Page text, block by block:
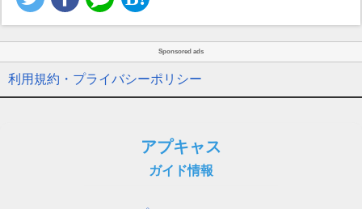
Sponsored ads
利用規約・プライバシーポリシー
アプキャス
ガイド情報